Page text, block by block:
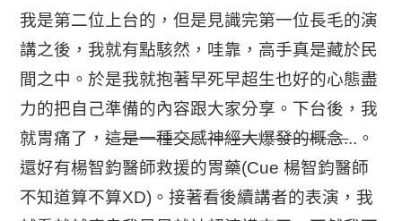
我是第二位上台的，但是見識完第一位長毛的演
講之後，我就有點駭然，哇靠，高手真是藏於民
間之中。於是我就抱著早死早超生也好的心態盡
力的把自己準備的內容跟大家分享。下台後，我
就胃痛了，這是一種交感神經大爆發的概念...。
還好有楊智鈞醫師救援的胃藥(Cue 楊智鈞醫師
不知道算不算XD)。接著看後續講者的表演，我